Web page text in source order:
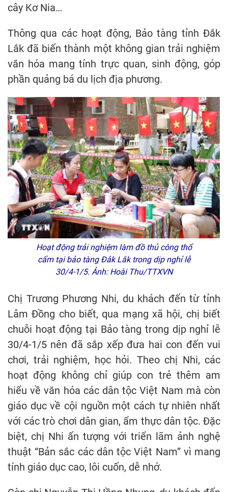
cây Kơ Nia…
Thông qua các hoạt động, Bảo tàng tỉnh Đắk
Lắk đã biến thành một không gian trải nghiệm
văn hóa mang tính trực quan, sinh động, góp
phần quảng bá du lịch địa phương.
Hoạt động trải nghiệm làm đồ thủ công thổ
cẩm tại bảo tàng Đắk Lắk trong dịp nghỉ lễ
30/4-1/5. Ảnh: Hoài Thu/TTXVN
Chị Trương Phương Nhi, du khách đến từ tỉnh
Lâm Đồng cho biết, qua mạng xã hội, chị biết
chuỗi hoạt động tại Bảo tàng trong dịp nghỉ lễ
30/4-1/5 nên đã sắp xếp đưa hai con đến vui
chơi, trải nghiệm, học hỏi. Theo chị Nhi, các
hoạt động không chỉ giúp con trẻ thêm am
hiểu về văn hóa các dân tộc Việt Nam mà còn
giáo dục về cội nguồn một cách tự nhiên nhất
với các trò chơi dân gian, ẩm thực dân tộc. Đặc
biệt, chị Nhi ấn tượng với triển lãm ảnh nghệ
thuật “Bản sắc các dân tộc Việt Nam” vì mang
tính giáo dục cao, lôi cuốn, dễ nhớ.